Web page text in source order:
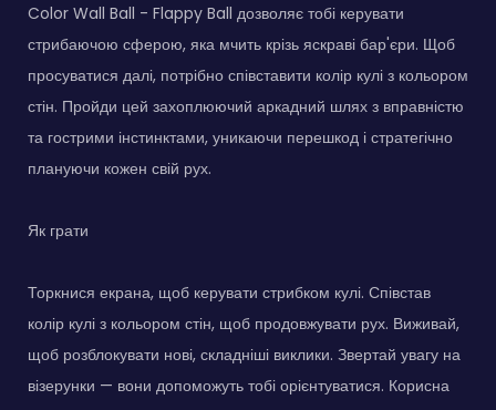
Color Wall Ball - Flappy Ball дозволяє тобі керувати
стрибаючою сферою, яка мчить крізь яскраві бар'єри. Щоб
просуватися далі, потрібно співставити колір кулі з кольором
стін. Пройди цей захоплюючий аркадний шлях з вправністю
та гострими інстинктами, уникаючи перешкод і стратегічно
плануючи кожен свій рух.
Як грати
Торкнися екрана, щоб керувати стрибком кулі. Співстав
колір кулі з кольором стін, щоб продовжувати рух. Виживай,
щоб розблокувати нові, складніші виклики. Звертай увагу на
візерунки — вони допоможуть тобі орієнтуватися. Корисна